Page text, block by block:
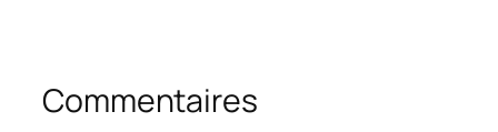
Commentaires